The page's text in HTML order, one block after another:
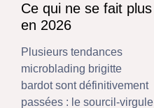
Ce qui ne se fait plus
en 2026
Plusieurs tendances
microblading brigitte
bardot sont définitivement
passées : le sourcil-virgule